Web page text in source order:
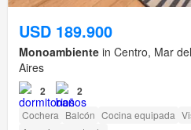
USD 189.900
Monoambiente in Centro, Mar
Aires
2 2
Cochera Balcón Cocina equipada